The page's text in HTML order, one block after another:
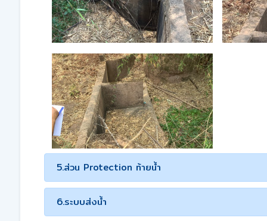
5.ส่วน Protection ท้ายน้ำ
6.ระบบส่งน้ำ